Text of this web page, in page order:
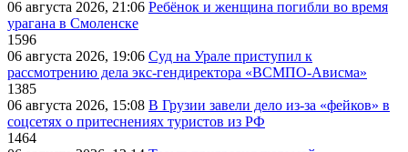
06 августа 2026, 21:06 Ребёнок и женщина погибли во время
урагана в Смоленске
1596
06 августа 2026, 19:06 Суд на Урале приступил к
рассмотрению дела экс-гендиректора «ВСМПО-Ависма»
1385
06 августа 2026, 15:08 В Грузии завели дело из-за «фейков» в
соцсетях о притеснениях туристов из РФ
1464